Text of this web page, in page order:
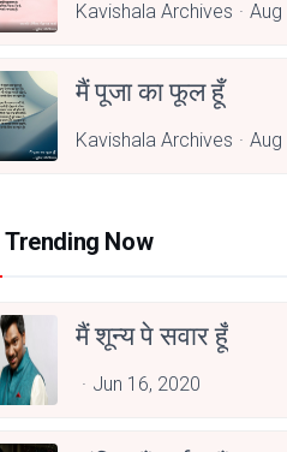
Kavishala Archives Aug
मैं पूजा का फूल हूँ
Kavishala Archives Aug
Trending Now
मैं शून्य पे सवार हूँ
Jun 16, 2020